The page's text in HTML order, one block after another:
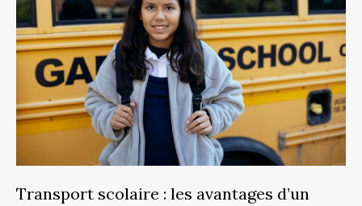
Transport scolaire : les avantages d’un